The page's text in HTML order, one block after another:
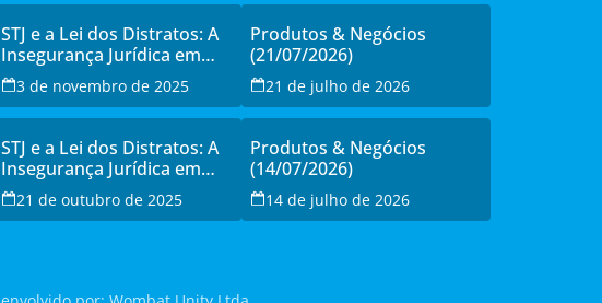
STJ e a Lei dos Distratos: A
Insegurança Jurídica em
Debate e a Resistência à
Modernização
3 de novembro de 2025
STJ e a Lei dos Distratos: A
Insegurança Jurídica em
Debate e a Resistência à
Modernização
21 de outubro de 2025
Produtos & Negócios
(21/07/2026)
21 de julho de 2026
Produtos & Negócios
(14/07/2026)
14 de julho de 2026